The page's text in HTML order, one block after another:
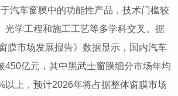
车窗膜中的功能性产品，技术门槛较
光学工程和施工工艺等多学科交叉。据
膜市场发展报告》数据显示，国内汽车
450亿元，其中黑武士窗膜细分市场年均
以上，预计2026年将占据整体窗膜市场